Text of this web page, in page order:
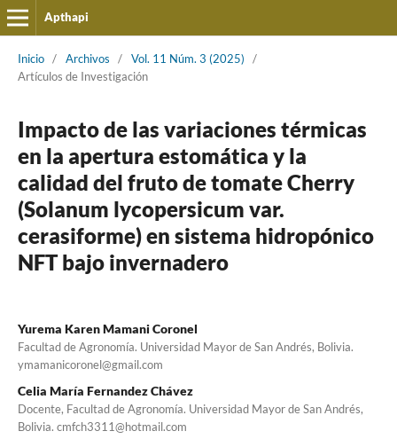
Apthapi
Inicio / Archivos / Vol. 11 Núm. 3 (2025)
/
Artículos de Investigación
Impacto de las variaciones térmicas
en la apertura estomática y la
calidad del fruto de tomate Cherry
(Solanum lycopersicum var.
cerasiforme) en sistema hidropónico
NFT bajo invernadero
Yurema Karen Mamani Coronel
Facultad de Agronomía. Universidad Mayor de San Andrés, Bolivia.
ymamanicoronel@gmail.com
Celia María Fernandez Chávez
Docente, Facultad de Agronomía. Universidad Mayor de San Andrés,
Bolivia. cmfch3311@hotmail.com